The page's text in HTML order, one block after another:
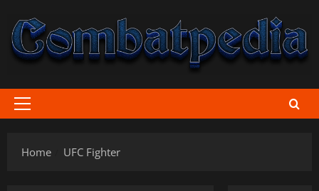
content
Primary
Home
UFC Fighter